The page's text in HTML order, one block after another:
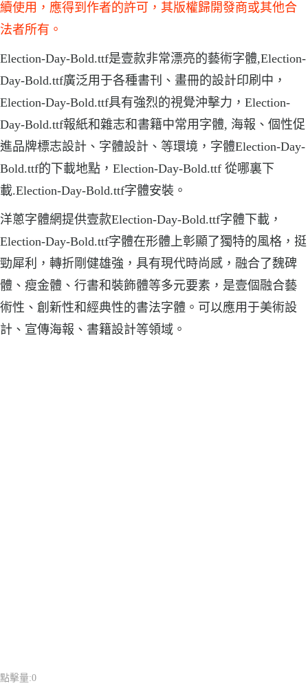
續使用，應得到作者的許可，其版權歸開發商或其他合
法者所有。
Election-Day-Bold.ttf是壹款非常漂亮的藝術字體,Election-
Day-Bold.ttf廣泛用于各種書刊、畫冊的設計印刷中，
Election-Day-Bold.ttf具有強烈的視覺沖擊力，Election-
Day-Bold.ttf報紙和雜志和書籍中常用字體, 海報、個性促
進品牌標志設計、字體設計、等環境，字體Election-Day-
Bold.ttf的下載地點，Election-Day-Bold.ttf 從哪裏下
載.Election-Day-Bold.ttf字體安裝。
洋蔥字體網提供壹款Election-Day-Bold.ttf字體下載，
Election-Day-Bold.ttf字體在形體上彰顯了獨特的風格，挺
勁犀利，轉折剛健雄強，具有現代時尚感，融合了魏碑
體、瘦金體、行書和裝飾體等多元要素，是壹個融合藝
術性、創新性和經典性的書法字體。可以應用于美術設
計、宣傳海報、書籍設計等領域。
點擊量:0